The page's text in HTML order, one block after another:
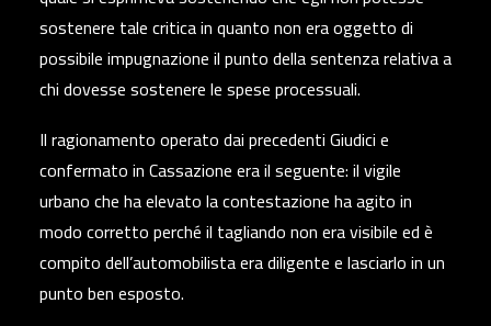
sostenere tale critica in quanto non era oggetto di
possibile impugnazione il punto della sentenza relativa a
chi dovesse sostenere le spese processuali.
Il ragionamento operato dai precedenti Giudici e
confermato in Cassazione era il seguente: il vigile
urbano che ha elevato la contestazione ha agito in
modo corretto perché il tagliando non era visibile ed è
compito dell’automobilista era diligente e lasciarlo in un
punto ben esposto.